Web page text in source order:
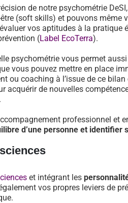
de notre psychométrie
(soft skills) et pouvons même
vos aptitudes à la pratique
(Label EcoTerra).
psychométrie vous permet
vous pouvez mettre en place
ou coaching à l’issue de ce
acquérir de nouvelles
professionnel et
d’une personne et
et intégrant les
vos propres leviers de